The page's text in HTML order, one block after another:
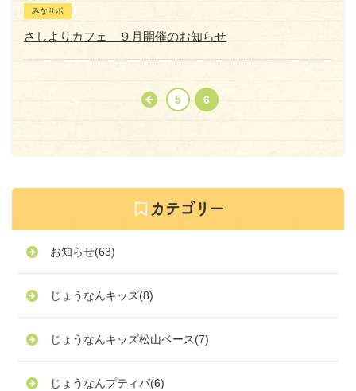
みなサポ
さしよりカフェ ９月開催のお知らせ
5 6
お知らせ(63)
じょうなんキッズ(8)
じょうなんキッズ松山ベース(7)
じょうなんプティパ(6)